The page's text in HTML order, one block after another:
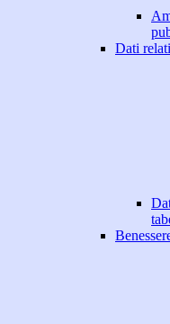
Dati